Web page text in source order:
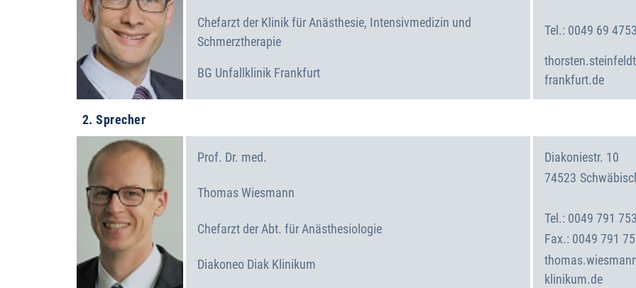
Chefarzt der Klinik für Anästhesie, Intensivmedizin und
Schmerztherapie
BG Unfallklinik Frankfurt
0049 69
frankfurt.de
2. Sprecher
Prof. Dr. med.
Thomas Wiesmann
Chefarzt der Abt. für Anästhesiologie
Diakoneo Diak Klinikum
Diakoniestr. 10
74523
0049 791
0049 791
klinikum.de